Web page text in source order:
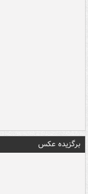
برگزیده عکس